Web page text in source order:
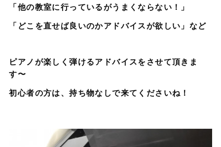
「他の教室に行っているがうまくならない！」
「どこを直せば良いのかアドバイスが欲しい」など
ピアノが楽しく弾けるアドバイスをさせて頂きま
す〜
初心者の方は、持ち物なしで来てくださいね！